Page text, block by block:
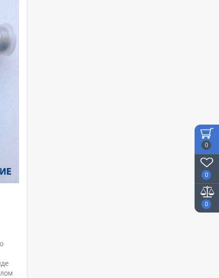
0
0
0